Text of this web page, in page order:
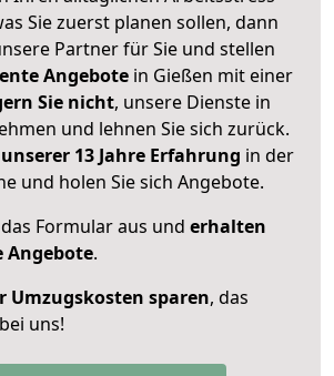
Sie zuerst planen sollen, dann
Partner für Sie und stellen
Angebote in Gießen mit einer
Sie nicht, unsere Dienste in
und lehnen Sie sich zurück.
13 Jahre Erfahrung in der
und holen Sie sich Angebote.
Formular aus und erhalten
Angebote.
Umzugskosten sparen, das
uns!